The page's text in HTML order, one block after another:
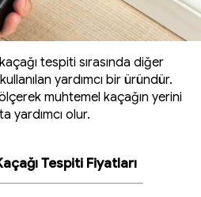
tespiti sırasında diğer
yardımcı bir üründür.
muhtemel kaçağın yerini
yardımcı olur.
Tespiti Fiyatları